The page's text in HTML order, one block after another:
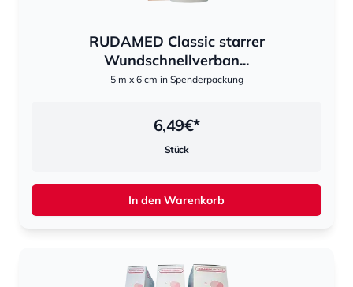
RUDAMED Classic starrer
Wundschnellverban...
5 m x 6 cm in Spenderpackung
6,49€*
Stück
In den Warenkorb